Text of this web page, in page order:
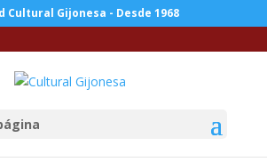
Cultural Gijonesa - Desde 1968